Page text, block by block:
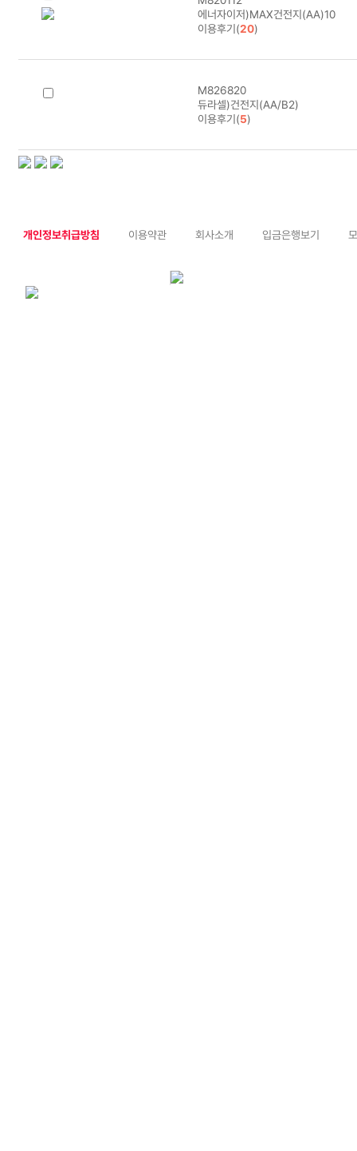
에너자이저)MAX건전지(AA)10
이용후기(20)
M826820
듀라셀)건전지(AA/B2)
이용후기(5)
개인정보취급방침 이용약관 회사소개 입금은행보기